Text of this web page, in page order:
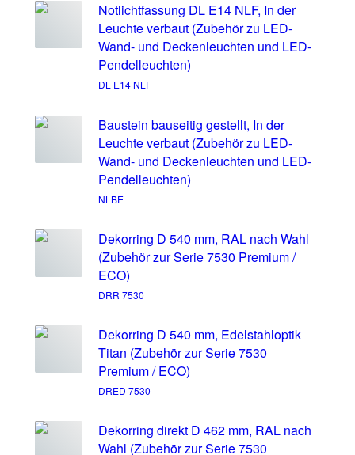
Notlichtfassung DL E14 NLF, In der
Leuchte verbaut (Zubehör zu LED-
Wand- und Deckenleuchten und LED-
Pendelleuchten)
DL E14 NLF
Baustein bauseitig gestellt, In der
Leuchte verbaut (Zubehör zu LED-
Wand- und Deckenleuchten und LED-
Pendelleuchten)
NLBE
Dekorring D 540 mm, RAL nach Wahl
(Zubehör zur Serie 7530 Premium /
ECO)
DRR 7530
Dekorring D 540 mm, Edelstahloptik
Titan (Zubehör zur Serie 7530
Premium / ECO)
DRED 7530
Dekorring direkt D 462 mm, RAL nach
Wahl (Zubehör zur Serie 7530